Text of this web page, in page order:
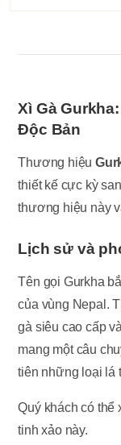
Xì Gà
Độc Bản
Thương hiệu
thiết kế cực kỳ
thương hiệu này
Lịch sử và
Tên gọi Gurkha
của vùng Nepal.
gà siêu cao cấp
mang một câu
tiên những loại lá
Quý khách có thể
tinh xảo này.